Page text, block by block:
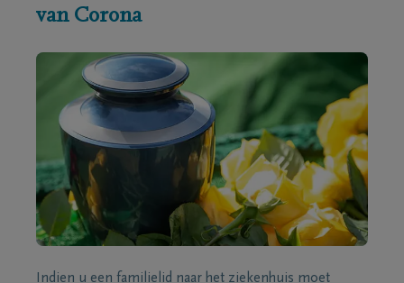
van Corona
Indien u een familielid naar het ziekenhuis moet